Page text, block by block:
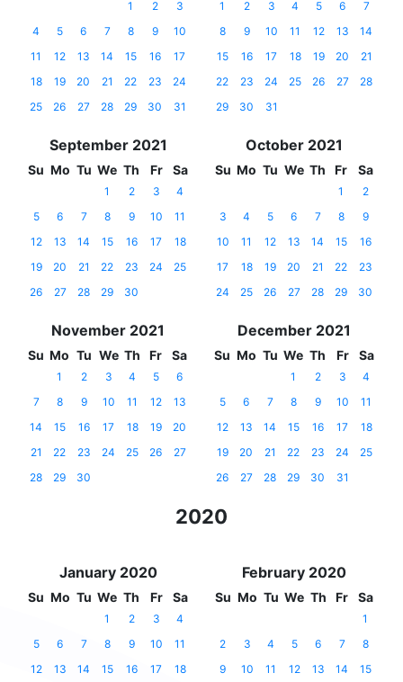
1 2
3
4
5 6 7 8 9
10
11
12 13 14 15 16
17
18
19 20 21 22 23
24
25
26 27 28 29 30 31
1 2 3 4 5 6
7
8
9 10 11 12 13
14
15
16 17 18 19 20
21
22
23 24 25 26 27
28
29
30 31
September 2021
Su Mo Tu We Th Fr Sa
1 2 3
4
5
6 7 8 9 10
11
12
13 14 15 16 17
18
19
20 21 22 23 24
25
26
27 28 29 30
October 2021
Su Mo Tu We Th Fr Sa
1
2
3
4 5 6 7 8
9
10
11 12 13 14 15
16
17
18 19 20 21 22
23
24
25 26 27 28 29 30
November 2021
Su Mo Tu We Th Fr Sa
1 2 3 4 5
6
7
8 9 10 11 12
13
14
15 16 17 18 19
20
21
22 23 24 25 26
27
28
29 30
December 2021
Su Mo Tu We Th Fr Sa
1 2 3
4
5
6 7 8 9 10
11
12
13 14 15 16 17
18
19
20 21 22 23 24
25
26
27 28 29 30 31
2020
January 2020
Su Mo Tu We Th Fr Sa
1 2 3
4
5
6 7 8 9 10
11
12
13 14 15 16 17 18
February 2020
Su Mo Tu We Th Fr Sa
1
2
3 4 5 6 7
8
9
10 11 12 13 14 15